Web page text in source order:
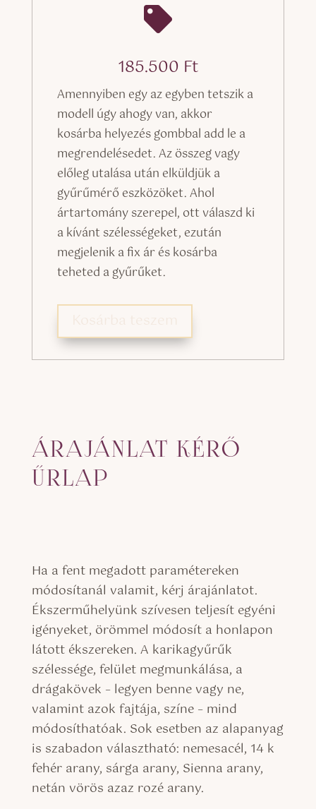

185.500 Ft
Amennyiben egy az egyben tetszik a
modell úgy ahogy van, akkor
kosárba helyezés gombbal add le a
megrendelésedet. Az összeg vagy
előleg utalása után elküldjük a
gyűrűmérő eszközöket. Ahol
ártartomány szerepel, ott válaszd ki
a kívánt szélességeket, ezután
megjelenik a fix ár és kosárba
teheted a gyűrűket.
ÁRAJÁNLAT KÉRŐ
ŰRLAP
Ha a fent megadott paramétereken
módosítanál valamit, kérj árajánlatot.
Ékszerműhelyünk szívesen teljesít egyéni
igényeket, örömmel módosít a honlapon
látott ékszereken. A karikagyűrűk
szélessége, felület megmunkálása, a
drágakövek – legyen benne vagy ne,
valamint azok fajtája, színe – mind
módosíthatóak. Sok esetben az alapanyag
is szabadon választható: nemesacél, 14 k
fehér arany, sárga arany, Sienna arany,
netán vörös azaz rozé arany.